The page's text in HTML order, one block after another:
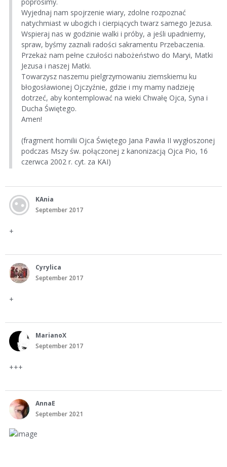
Wyjednaj nam spojrzenie wiary, zdolne rozpoznać
natychmiast w ubogich i cierpiących twarz samego Jezusa.
Wspieraj nas w godzinie walki i próby, a jeśli upadniemy,
spraw, byśmy zaznali radości sakramentu Przebaczenia.
Przekaż nam pełne czułości nabożeństwo do Maryi, Matki
Jezusa i naszej Matki.
Towarzysz naszemu pielgrzymowaniu ziemskiemu ku
błogosławionej Ojczyźnie, gdzie i my mamy nadzieję
dotrzeć, aby kontemplować na wieki Chwałę Ojca, Syna i
Ducha Świętego.
Amen!
(fragment homilii Ojca Świętego Jana Pawła II wygłoszonej
podczas Mszy św. połączonej z kanonizacją Ojca Pio, 16
czerwca 2002 r. cyt. za KAI)
KAnia
September 2017
+
Cyrylica
September 2017
+
MarianoX
September 2017
+++
AnnaE
September 2021